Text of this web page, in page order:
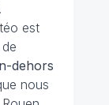
est
dehors
nous